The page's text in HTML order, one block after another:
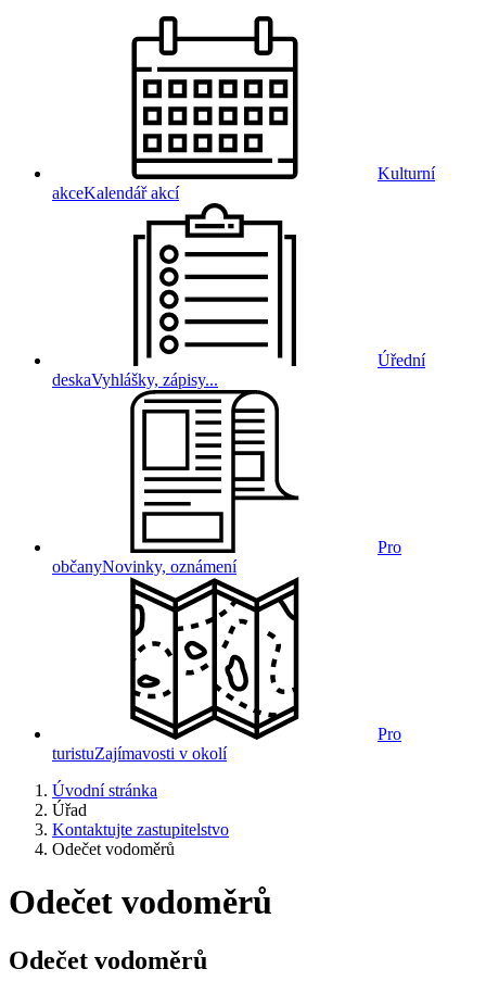
Kulturní
akceKalendář akcí
Úřední
deskaVyhlášky, zápisy...
Pro
občanyNovinky, oznámení
Pro
turistuZajímavosti v okolí
Úvodní stránka
Úřad
Kontaktujte zastupitelstvo
Odečet vodoměrů
Odečet vodoměrů
Odečet vodoměrů